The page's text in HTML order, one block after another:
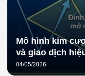
Mô hình kim
và giao dịch
04/05/2026